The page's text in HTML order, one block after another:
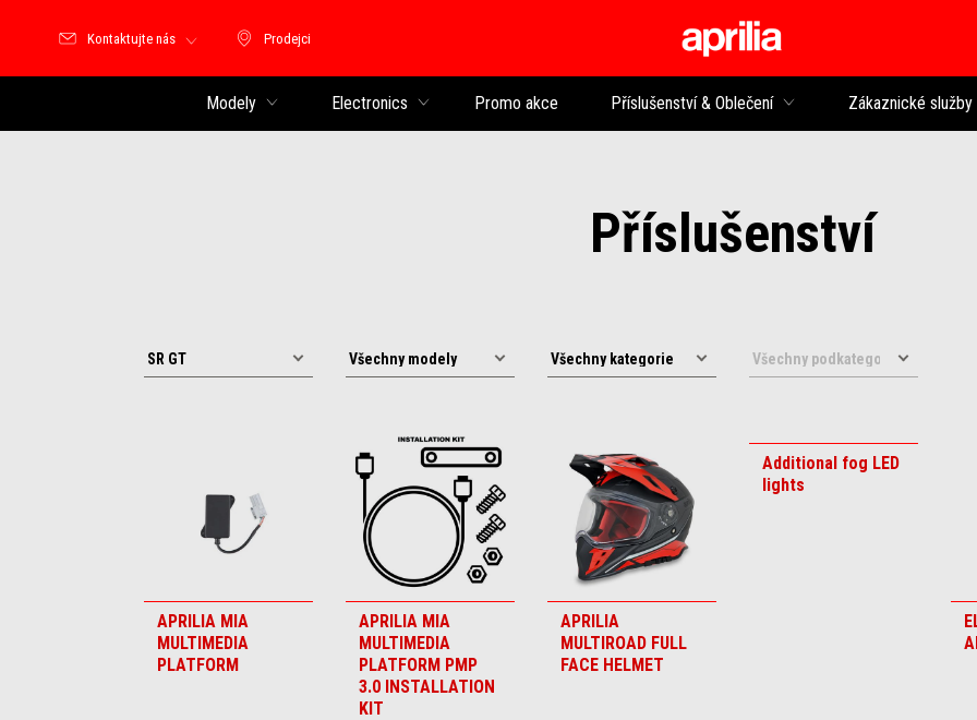
Prodejci
Prodejci
Kontaktujte nás
Modely Electronics Promo akce Příslušenství & Oblečení Zákaznické služby
Příslušenství
APRILIA MIA
MULTIMEDIA
PLATFORM
APRILIA MIA
MULTIMEDIA
PLATFORM PMP
3.0 INSTALLATION
KIT
APRILIA
MULTIROAD FULL
FACE HELMET
Additional fog LED
lights